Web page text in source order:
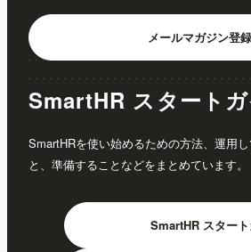
メールマガジン登録
SmartHR スタート
SmartHRを使い始めるための方法、運用
と、準備することなどをまとめています。
SmartHR スター